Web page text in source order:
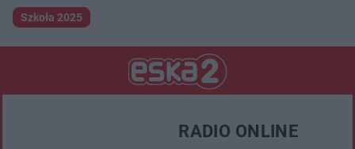
Szkoła 2025
RADIO ONLINE